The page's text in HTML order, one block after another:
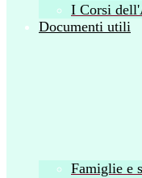
I Corsi
Documenti utili
Famiglie e